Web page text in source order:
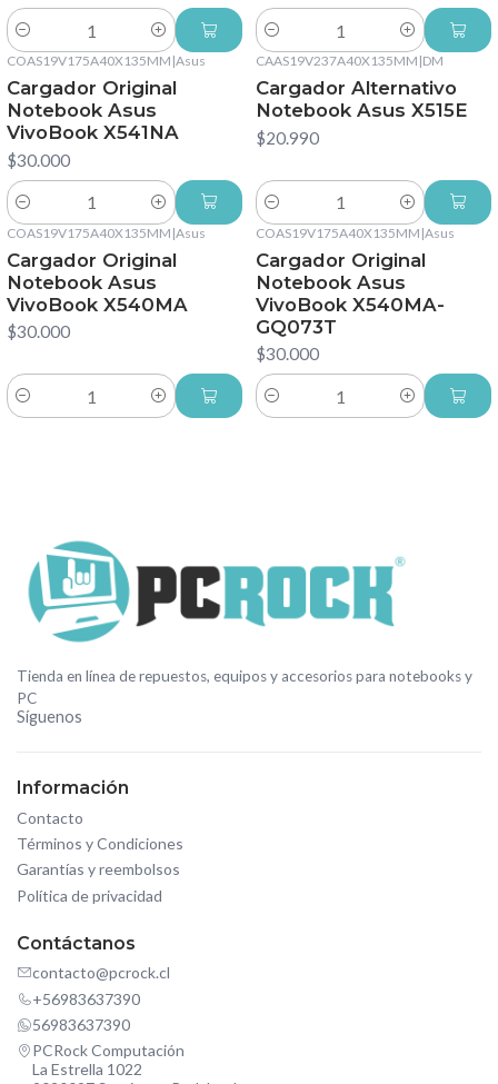
Cantidad Cantidad
COAS19V175A40X135MM |Asus
Cargador Original
Notebook Asus
VivoBook X541NA
$30.000
Cantidad
CAAS19V237A40X135MM |DM
Cargador Alternativo
Notebook Asus X515E
$20.990
Cantidad
COAS19V175A40X135MM |Asus
Cargador Original
Notebook Asus
VivoBook X540MA
$30.000
Cantidad
COAS19V175A40X135MM |Asus
Cargador Original
Notebook Asus
VivoBook X540MA-
GQ073T
$30.000
Cantidad
Tienda en línea de repuestos, equipos y accesorios para notebooks y
PC
Síguenos
Información
Contacto
Términos y Condiciones
Garantías y reembolsos
Política de privacidad
Contáctanos
contacto@pcrock.cl
+56983637390
56983637390
PCRock Computación
La Estrella 1022